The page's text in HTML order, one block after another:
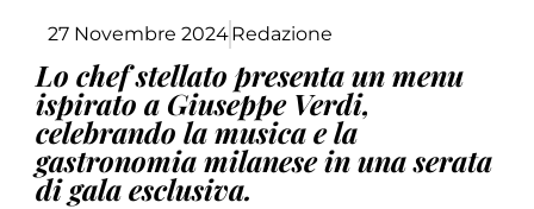
27 Novembre 2024Redazione
Lo chef stellato presenta un menu
ispirato a Giuseppe Verdi,
celebrando la musica e la
gastronomia milanese in una serata
di gala esclusiva.